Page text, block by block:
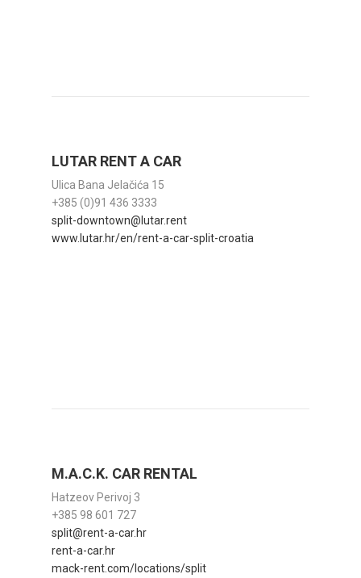
LUTAR RENT A CAR
Ulica Bana Jelačića 15
+385 (0)91 436 3333
split-downtown@lutar.rent
www.lutar.hr/en/rent-a-car-split-croatia
M.A.C.K. CAR RENTAL
Hatzeov Perivoj 3
+385 98 601 727
split@rent-a-car.hr
rent-a-car.hr
mack-rent.com/locations/split